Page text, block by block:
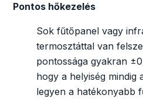
Pontos hőkezelés
Sok fűtőpanel vagy
termosztáttal van
pontossága gyakran
hogy a helyiség mindig
legyen a hatékonyabb